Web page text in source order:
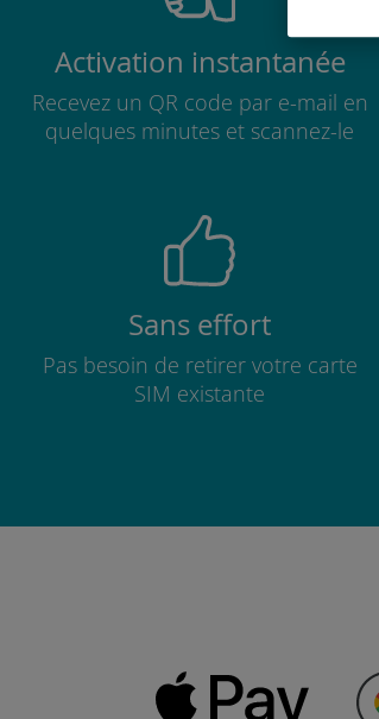
Activation instantanée
Recevez un QR code par e-mail en
quelques minutes et scannez-le
Sans effort
Pas besoin de retirer votre carte
SIM existante